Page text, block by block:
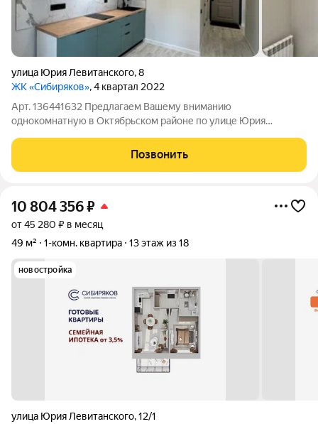
улица Юрия Левитанского,8
ЖК «Сибиряков», 4 квартал 2022
Арт. 136441632 Предлагаем Вашему вниманию
однокомнатную в Октябрьском районе по улице Юрия
шестнадцатиэтажного дома. ЖК Сибиряков - дом клубной
концепции бизнес класса. СМОТРИ ВИДЕООБЗОР ЭТОГО
Позвонить
10 804 356₽
от 45 280 ₽ в месяц
49 м²
1-комн. квартира 13 этаж из 18
новостройка
улица Юрия Левитанского,12/1